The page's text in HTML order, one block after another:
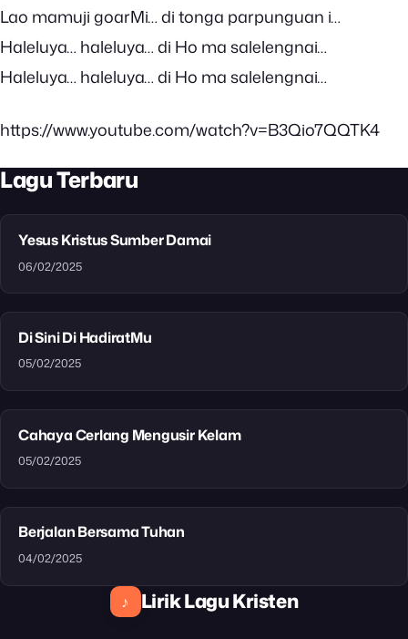
Lao mamuji goarMi… di tonga parpunguan i…
Haleluya… haleluya… di Ho ma salelengnai…
Haleluya… haleluya… di Ho ma salelengnai…
https://www.youtube.com/watch?v=B3Qio7QQTK4
Lagu Terbaru
Yesus Kristus Sumber Damai
06/02/2025
Di Sini Di HadiratMu
05/02/2025
Cahaya Cerlang Mengusir Kelam
05/02/2025
Berjalan Bersama Tuhan
04/02/2025
♪ Lirik Lagu Kristen